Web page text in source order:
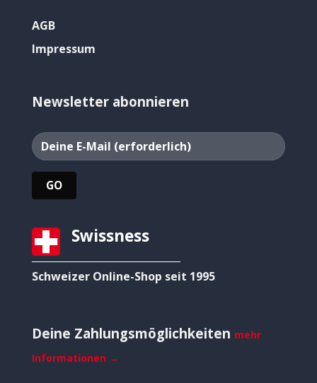
AGB
Impressum
Newsletter abonnieren
Swissness
Schweizer Online-Shop seit 1995
Deine Zahlungsmöglichkeiten mehr
Informationen →